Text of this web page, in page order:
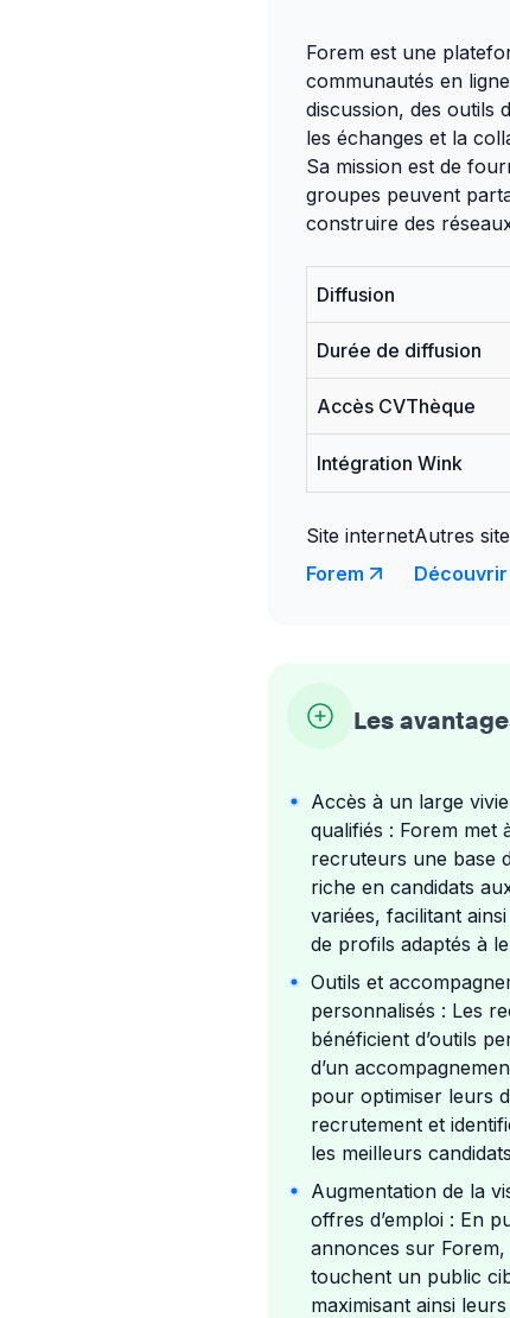
Forem est une
communautés en
discussion, des outils
les échanges et la
Sa mission est de
groupes peuvent
construire des
Diffusion
Durée de diffusion
Accès CVThèque
Intégration Wink
Site internet
Forem
Autres
Découvrir
Les
Accès à un large
qualifiés : Forem met
recruteurs une base
riche en candidats
variées, facilitant
de profils adaptés à
Outils et
personnalisés : Les
bénéficient d’outils
d’un
pour optimiser leurs
recrutement et
les meilleurs
Augmentation de la
offres d’emploi : En
annonces sur
touchent un public
maximisant ainsi